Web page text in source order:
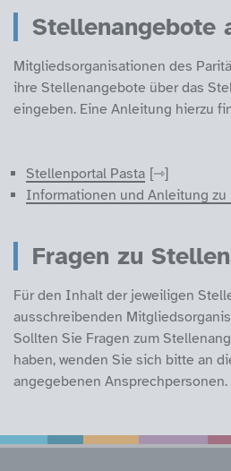
Stellenangebote
Mitgliedsorganisationen des
ihre Stellenangebote über das
eingeben. Eine Anleitung hierzu
Stellenportal Pasta
Informationen und Anleitung zu
Fragen zu
Für den Inhalt der jeweiligen
ausschreibenden
Sollten Sie Fragen zum
haben, wenden Sie sich bitte an
angegebenen Ansprechpersonen.
Service